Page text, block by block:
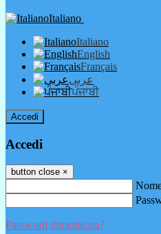
Italiano
Italiano
English
Français
عربى
ਪੰਜਾਬੀ
Accedi
Accedi
button close ×
Password dimenticata?